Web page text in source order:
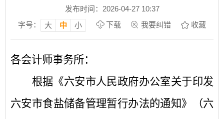
发布时间：2026-04-27 10:37
字号：
大 中 小 下载 我要纠错 收藏
各会计师事务所：
根据《六安市人民政府办公室关于印发
六安市食盐储备管理暂行办法的通知》（六